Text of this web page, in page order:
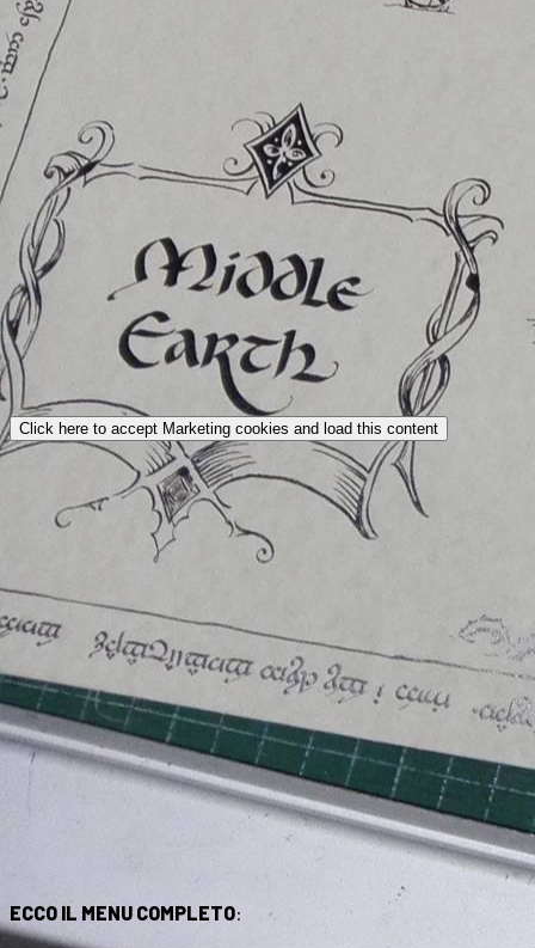
Click here to accept Marketing cookies and load this content
ECCO IL MENU COMPLETO: